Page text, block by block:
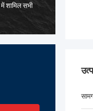
शामिल सभी